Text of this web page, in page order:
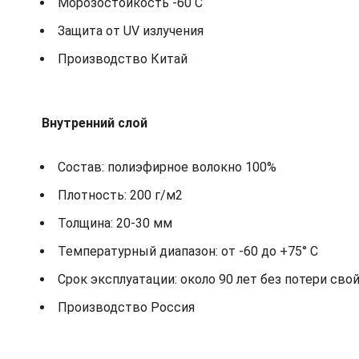
Морозостойкость -60 С
Защита от UV излучения
Производство Китай
Внутренний слой
Состав: полиэфирное волокно 100%
Плотность: 200 г/м2
Толщина: 20-30 мм
Температурный диапазон: от -60 до +75° С
Срок эксплуатации: около 90 лет без потери
Производство Россия